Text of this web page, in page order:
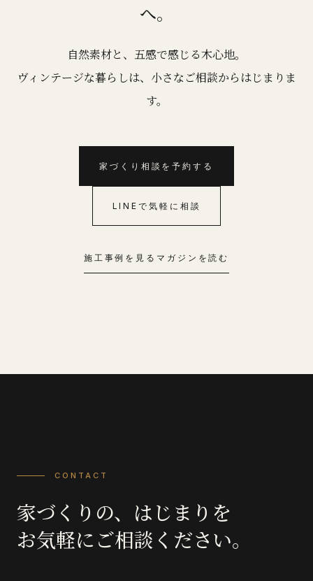
へ。
自然素材と、五感で感じる木心地。
ヴィンテージな暮らしは、小さなご相談からはじまりま
す。
家づくり相談を予約する
LINEで気軽に相談
施工事例を見る マガジンを読む
CONTACT
家づくりの、はじまりを
お気軽にご相談ください。